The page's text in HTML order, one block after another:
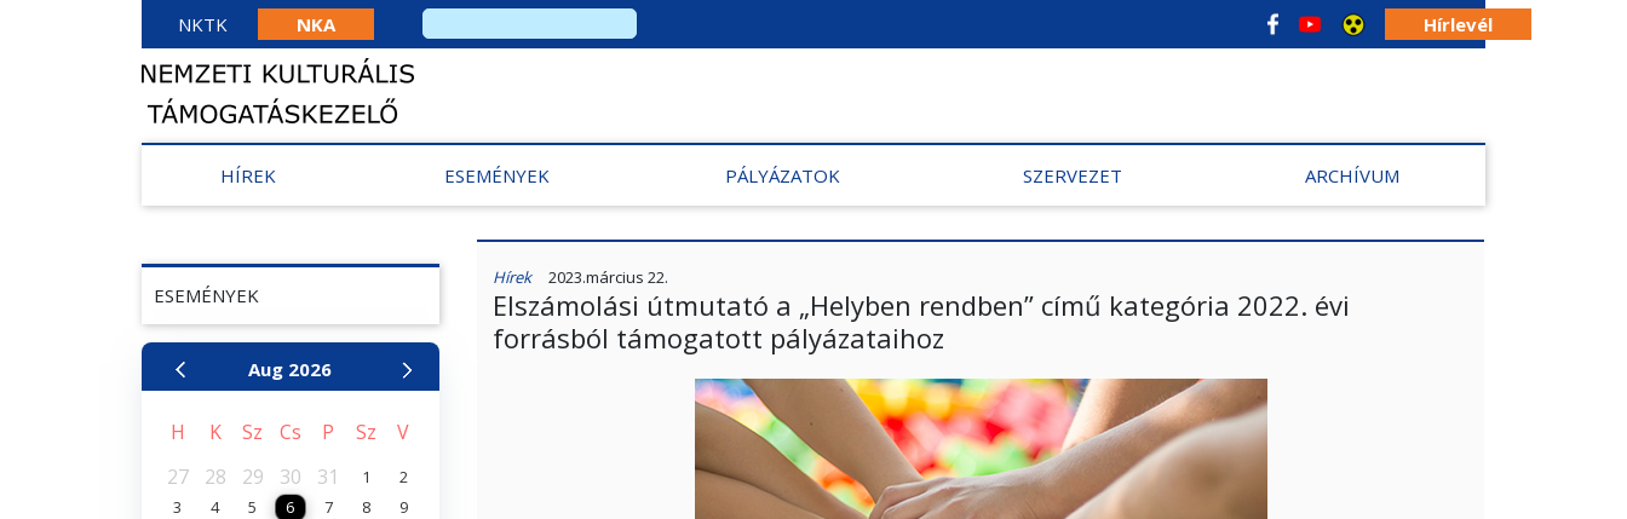
NKTK NKA Hírlevél
HÍREK ESEMÉNYEK PÁLYÁZATOK SZERVEZET ARCHÍVUM
ESEMÉNYEK
Aug 2026
H K Sz Cs P Sz
V
27
28 29 30 31 1
2
3
4 5 6 7 8
9
Hírek 2023.március 22.
Elszámolási útmutató a „Helyben rendben” című kategória 2022. évi
forrásból támogatott pályázataihoz